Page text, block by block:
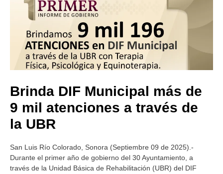
Brinda DIF Municipal más de
9 mil atenciones a través de
la UBR
San Luis Río Colorado, Sonora (Septiembre 09 de 2025).-
Durante el primer año de gobierno del 30 Ayuntamiento, a
través de la Unidad Básica de Rehabilitación (UBR) del DIF